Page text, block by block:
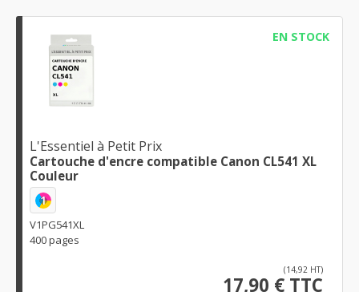
EN STOCK
L'Essentiel à Petit Prix
Cartouche d'encre compatible Canon CL541 XL
Couleur
1
V1PG541XL
400 pages
(14,92 HT)
17,90 € TTC